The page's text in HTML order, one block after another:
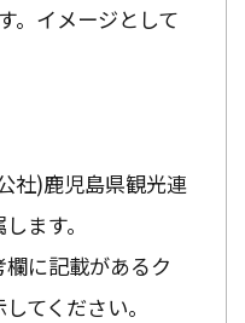
。イメージとして
社)鹿児島県観光連
ます。
に記載があるク
てください。